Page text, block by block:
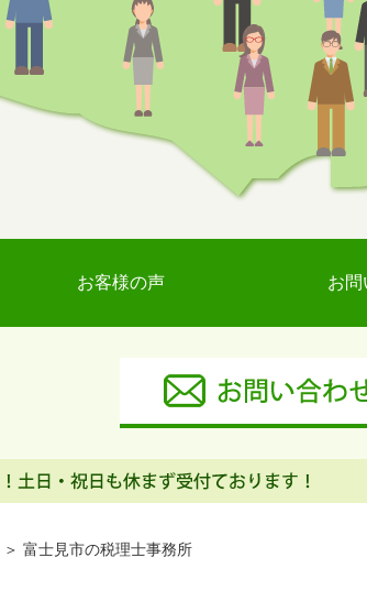
お客様の声 お問
富士見市の税理士事務所